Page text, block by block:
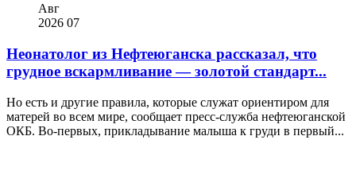
Авг
2026 07
Неонатолог из Нефтеюганска рассказал, что
грудное вскармливание — золотой стандарт...
Но есть и другие правила, которые служат ориентиром для
матерей во всем мире, сообщает пресс-служба нефтеюганской
ОКБ. Во-первых, прикладывание малыша к груди в первый...